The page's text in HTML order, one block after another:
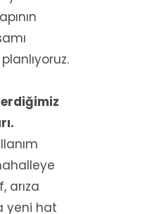
arıza
yeni hat